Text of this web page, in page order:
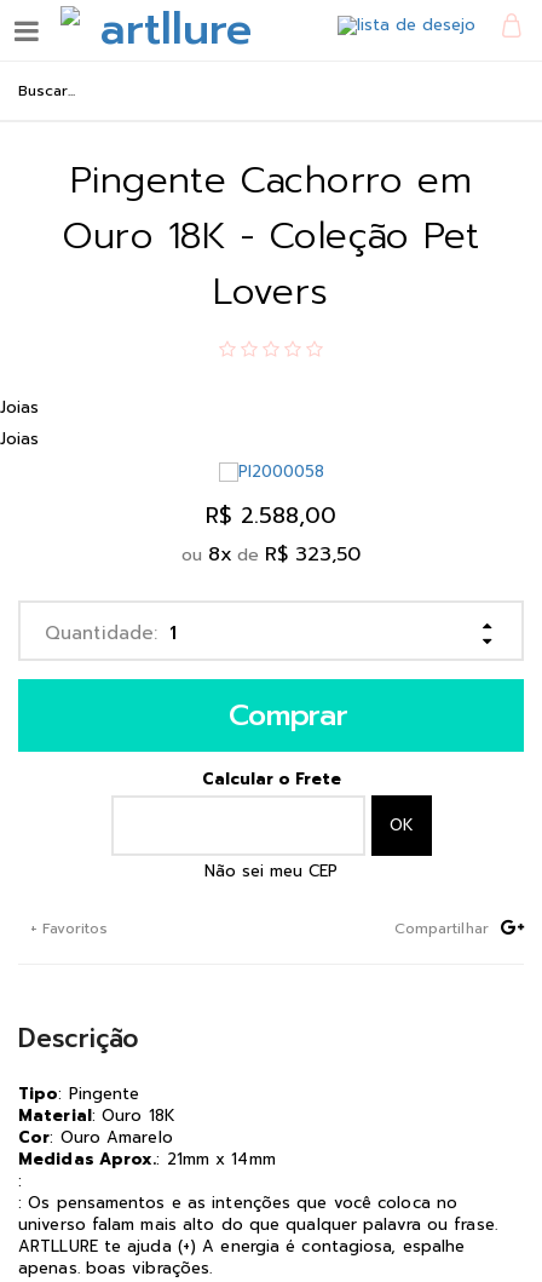
Pingente Cachorro em
Ouro 18K - Coleção Pet
Lovers
Joias
Joias
R$ 2.588,00
ou 8x de R$ 323,50
Comprar
Calcular o Frete
Não sei meu CEP
+ Favoritos Compartilhar
Descrição
Tipo: Pingente
Material: Ouro 18K
Cor: Ouro Amarelo
Medidas Aprox.: 21mm x 14mm
:
: Os pensamentos e as intenções que você coloca no
universo falam mais alto do que qualquer palavra ou frase.
ARTLLURE te ajuda (+) A energia é contagiosa, espalhe
apenas. boas vibrações.